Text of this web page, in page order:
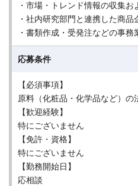
・市場・トレンド情報の収集お
・社内研究部門と連携した商品
・書類作成・受発注などの事務
応募条件
【必須事項】
原料（化粧品・化学品など）
【歓迎経験】
特にございません
【免許・資格】
特にございません
【勤務開始日】
応相談